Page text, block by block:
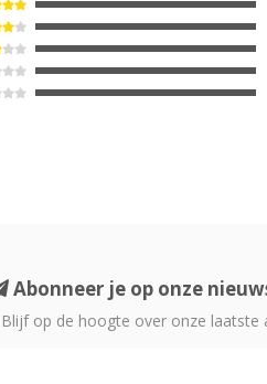
Abonneer je op onze
Blijf op de hoogte over onze laatste